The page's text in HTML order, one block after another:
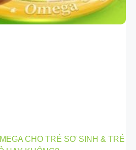
CHO TRẺ SƠ SINH & TRẺ